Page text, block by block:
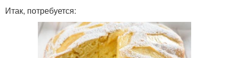
Итак, потребуется: